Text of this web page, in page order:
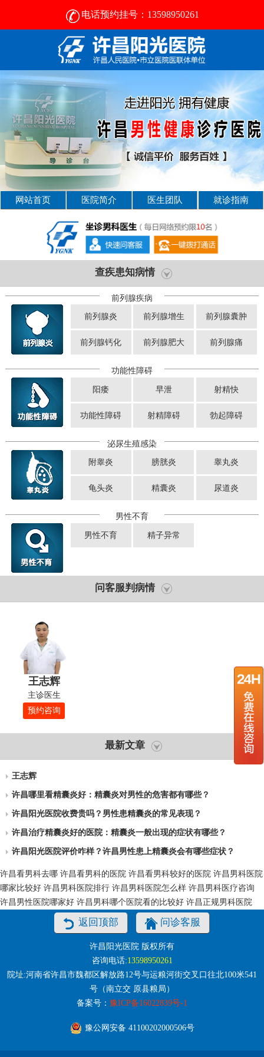
电话预约挂号：13598950261
许昌男科病医院那好- [2025新资讯] -许昌男科医院
网站首页 医院简介 医生团队 就诊指南
查疾患知病情
前列腺疾病
前列腺炎 前列腺增生 前列腺囊肿
前列腺钙化 前列腺肥大 前列腺痛
功能性障碍
阳痿 早泄 射精快
功能性障碍 射精障碍 勃起障碍
泌尿生殖感染
附睾炎 膀胱炎 睾丸炎
龟头炎 精囊炎 尿道炎
男性不育
男性不育 精子异常
问客服判病情
王志辉
主诊医生
预约咨询
最新文章
王志辉
许昌哪里看精囊炎好：精囊炎对男性的危害都有哪些？
许昌阳光医院收费贵吗？男性患精囊炎的常见表现？
许昌治疗精囊炎好的医院：精囊炎一般出现的症状有哪些？
许昌阳光医院评价咋样？许昌男性患上精囊炎会有哪些症状？
许昌看男科去哪 许昌看男科的医院 许昌看男科较好的医院 许昌男科医院
哪家比较好 许昌男科医院排行 许昌男科医院怎么样 许昌男科医疗咨询
许昌男性医院哪家好 许昌男科哪个医院看的比较好 许昌正规男科医院
返回顶部 问诊客服
许昌阳光医院 版权所有
咨询电话:13598950261
院址:河南省许昌市魏都区解放路12号与运粮河街交叉口往北100米541
号（南立交 原县粮局）
备案号： 豫ICP备16022839号-1
豫公网安备 41100202000506号